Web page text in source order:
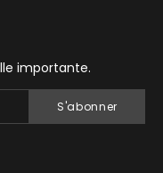
importante.
S'abonner